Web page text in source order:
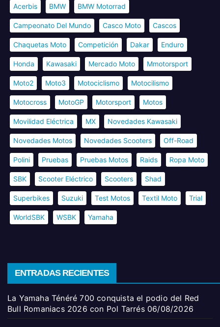
Acerbis BMW BMW Motorrad
Campeonato Del Mundo Casco Moto Cascos
Chaquetas Moto Competición Dakar Enduro
Honda Kawasaki Mercado Moto Mmotorsport
Moto2 Moto3 Motociclismo Motocilismo
Motocross MotoGP Motorsport Motos
Movilidad Eléctrica MX Novedades Kawasaki
Novedades Motos Novedades Scooters Off-Road
Polini Pruebas Pruebas Motos Raids Ropa Moto
SBK Scooter Eléctrico Scooters Shad
Superbikes Suzuki Test Motos Textil Moto Trial
WorldSBK WSBK Yamaha
ENTRADAS RECIENTES
La Yamaha Ténéré 700 conquista el podio del Red
Bull Romaniacs 2026 con Pol Tarrés 06/08/2026